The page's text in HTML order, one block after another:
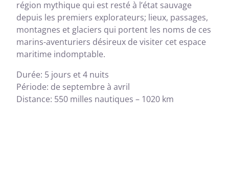
région mythique qui est resté à l’état sauvage
depuis les premiers explorateurs; lieux, passages,
montagnes et glaciers qui portent les noms de ces
marins-aventuriers désireux de visiter cet espace
maritime indomptable.
Durée: 5 jours et 4 nuits
Période: de septembre à avril
Distance: 550 milles nautiques – 1020 km